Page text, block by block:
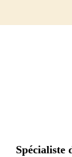
Spécialiste